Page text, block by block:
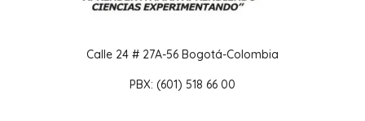
Calle 24 # 27A-56 Bogotá-Colombia
PBX: (601) 518 66 00